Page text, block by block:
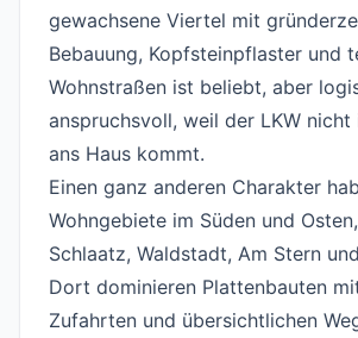
gewachsene Viertel mit
Bebauung, Kopfsteinpflaster und
Wohnstraßen ist beliebt, aber
anspruchsvoll, weil der LKW nicht
ans Haus kommt.
Einen ganz anderen Charakter
Wohngebiete im Süden und
Schlaatz, Waldstadt, Am Stern
Dort dominieren Plattenbauten
Zufahrten und übersichtlichen